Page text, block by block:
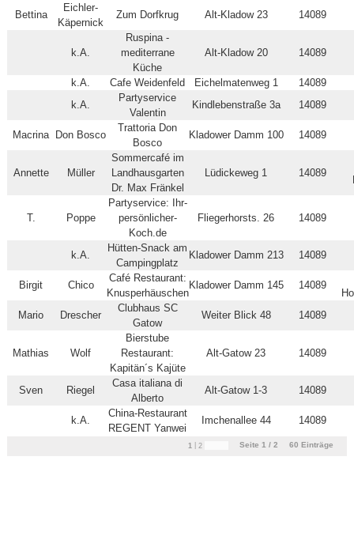
Bettina
Eichler-
Käpernick
Zum Dorfkrug Alt-Kladow 23 14089
k.A.
Ruspina -
mediterrane
Küche
Alt-Kladow 20 14089
k.A. Cafe Weidenfeld Eichelmatenweg 1
14089
k.A.
Partyservice
Valentin
Kindlebenstraße 3a 14089
Macrina Don Bosco
Trattoria Don
Bosco
Kladower Damm 100 14089
Annette Müller
Sommercafé im
Landhausgarten
Dr. Max Fränkel
Lüdickeweg 1 14089
T. Poppe
Partyservice: Ihr-
persönlicher-
Koch.de
Fliegerhorsts. 26 14089
k.A.
Hütten-Snack am
Campingplatz
Kladower Damm 213 14089
Birgit Chico
Café Restaurant:
Knusperhäuschen
Kladower Damm 145 14089
Mario
Drescher
Clubhaus SC
Gatow
Weiter Blick 48 14089
Mathias Wolf
Bierstube
Restaurant:
Kapitän´s Kajüte
Alt-Gatow 23 14089
Sven Riegel
Casa italiana di
Alberto
Alt-Gatow 1-3 14089
k.A.
China-Restaurant
REGENT Yanwei
Imchenallee 44 14089
1 |2 Seite 1 / 2 60 Einträge